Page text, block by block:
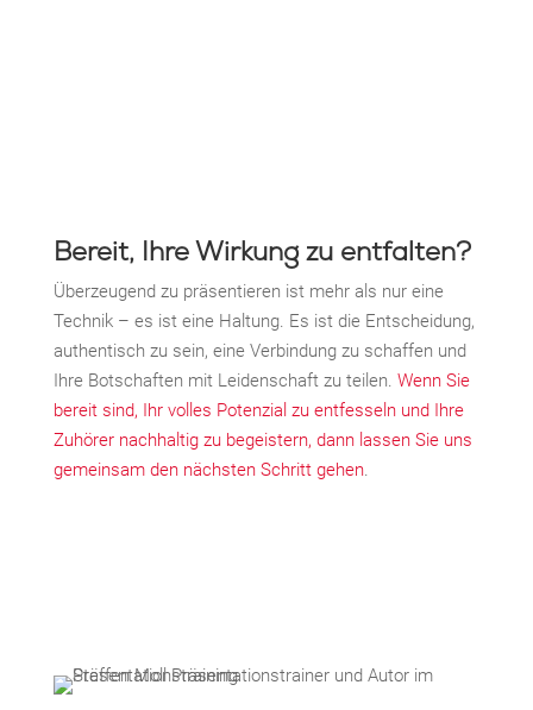
Bereit, Ihre Wirkung zu entfalten?
Überzeugend zu präsentieren ist mehr als nur eine
Technik – es ist eine Haltung. Es ist die Entscheidung,
authentisch zu sein, eine Verbindung zu schaffen und
Ihre Botschaften mit Leidenschaft zu teilen. Wenn Sie
bereit sind, Ihr volles Potenzial zu entfesseln und Ihre
Zuhörer nachhaltig zu begeistern, dann lassen Sie uns
gemeinsam den nächsten Schritt gehen.